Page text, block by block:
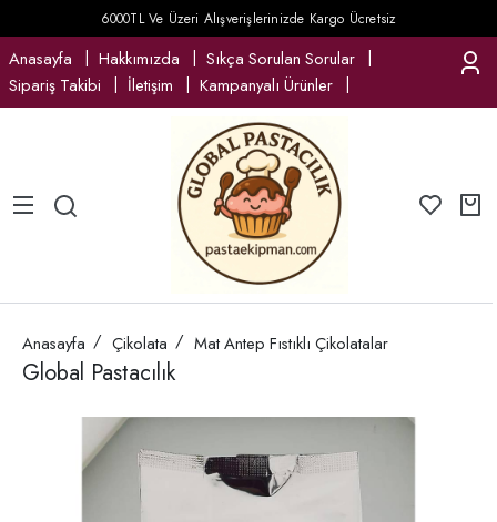
6000TL Ve Üzeri Alışverişlerinizde Kargo Ücretsiz
Anasayfa Hakkımızda
Sıkça Sorulan Sorular
Sipariş Takibi
İletişim Kampanyalı Ürünler
Anasayfa Çikolata Mat Antep Fıstıklı Çikolatalar
Global Pastacılık